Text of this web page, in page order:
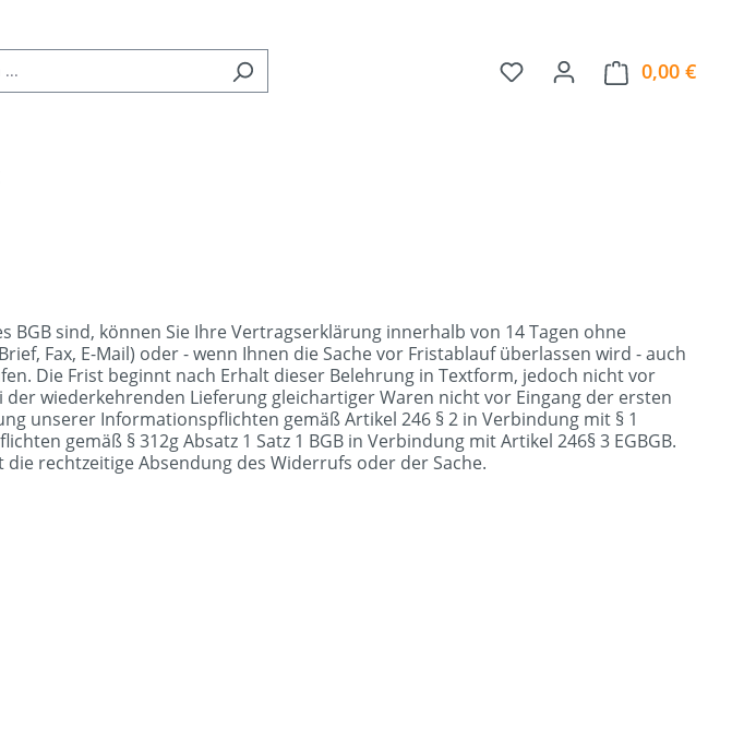
Du hast 0 Produkte auf
0,00 €
BGB sind, können Sie Ihre Vertragserklärung innerhalb von 14 Tagen ohne
Fax, E-Mail) oder - wenn Ihnen die Sache vor Fristablauf überlassen wird - auch
Die Frist beginnt nach Erhalt dieser Belehrung in Textform, jedoch nicht vor
der wiederkehrenden Lieferung gleichartiger Waren nicht vor Eingang der ersten
unserer Informationspflichten gemäß Artikel 246 § 2 in Verbindung mit § 1
gemäß § 312g Absatz 1 Satz 1 BGB in Verbindung mit Artikel 246§ 3 EGBGB.
rechtzeitige Absendung des Widerrufs oder der Sache.